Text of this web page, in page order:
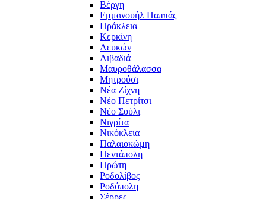
Βέργη
Εμμανουήλ Παππάς
Ηράκλεια
Κερκίνη
Λευκών
Λιβαδιά
Μαυροθάλασσα
Μητρούσι
Νέα Ζίχνη
Νέο Πετρίτσι
Νέο Σούλι
Νιγρίτα
Νικόκλεια
Παλαιοκώμη
Πεντάπολη
Πρώτη
Ροδολίβος
Ροδόπολη
Σέρρες